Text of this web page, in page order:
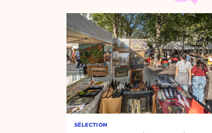
SÉLECTION